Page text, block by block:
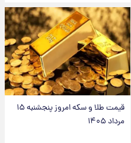
قیمت طلا و سکه امروز پنجشنبه ۱۵
مرداد ۱۴۰۵